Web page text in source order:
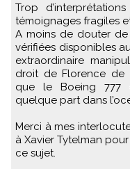
Trop
témoignages fragiles
A moins de douter
vérifiées disponibles
extraordinaire
droit de Florence de
que le Boeing 777
quelque part dans
Merci à mes
à Xavier Tytelman
ce sujet.